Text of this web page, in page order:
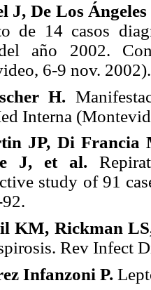
J, De Los
de 14 casos
año 2002.
6-9 nov. 2002).
H.
Interna
JP, Di Francia
J, et al.
study of 91
KM, Rickman
Rev Infect
Infanzoni P.